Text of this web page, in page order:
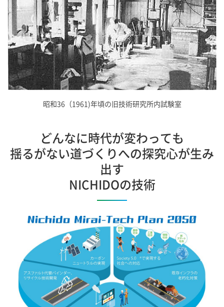
昭和36（1961)年頃の旧技術研究所内試験室
どんなに時代が変わっても
揺るがない道づくりへの探究心が生み
出す
NICHIDOの技術